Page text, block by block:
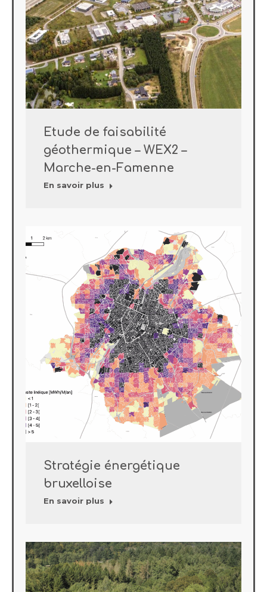
Etude de faisabilité
géothermique – WEX2 –
Marche-en-Famenne
En savoir plus
Stratégie énergétique
bruxelloise
En savoir plus